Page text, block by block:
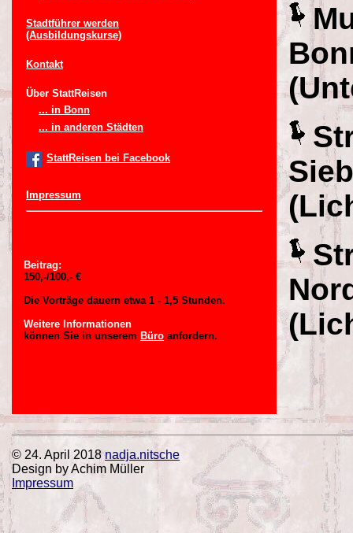
Stadtführer werden
(Ausbildungskurse)
Kontakt
Über StattReisen
... in Bonn
... in anderen Städten
StattReisen bei Facebook
Impressum
Beitrag:
150,-/100,- €
Die Vorträge dauern etwa 1 - 1,5 Stunden.
Weitere Informationen
können Sie in unserem Büro anfordern.
© 24. April 2018nadja.nitsche
Design by Achim Müller
Impressum